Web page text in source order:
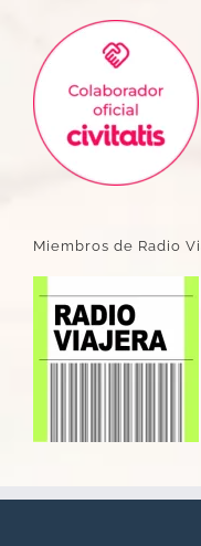
Miembros de Radio